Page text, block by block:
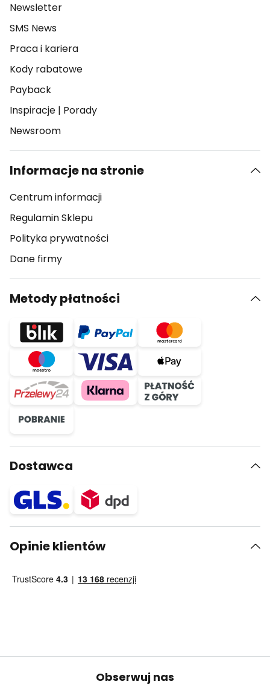
Newsletter
SMS News
Praca i kariera
Kody rabatowe
Payback
Inspiracje | Porady
Newsroom
Informacje na stronie
Centrum informacji
Regulamin Sklepu
Polityka prywatności
Dane firmy
Metody płatności
Dostawca
Opinie klientów
Obserwuj nas